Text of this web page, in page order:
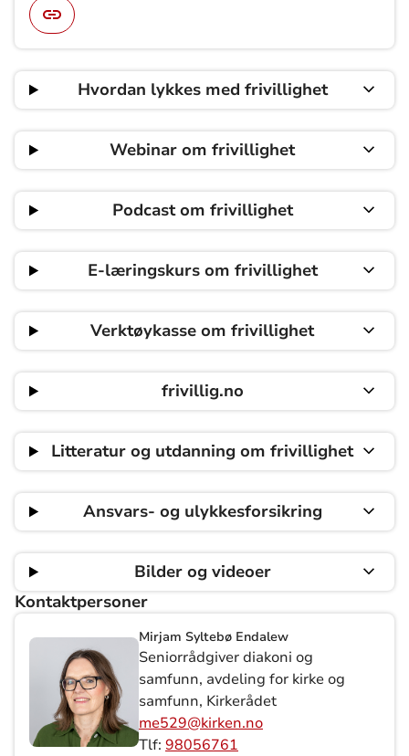
Hvordan lykkes med frivillighet
Webinar om frivillighet
Podcast om frivillighet
E-læringskurs om frivillighet
Verktøykasse om frivillighet
frivillig.no
Litteratur og utdanning om frivillighet
Ansvars- og ulykkesforsikring
Bilder og videoer
Kontaktpersoner
Mirjam Syltebø Endalew
Seniorrådgiver diakoni og
samfunn, avdeling for kirke og
samfunn, Kirkerådet
me529@kirken.no
Tlf: 98056761